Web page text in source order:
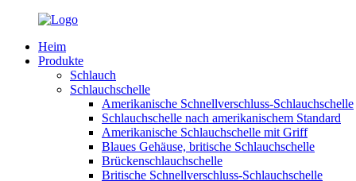
Heim
Produkte
Schlauch
Schlauchschelle
Amerikanische Schnellverschluss-Schlauchschelle
Schlauchschelle nach amerikanischem Standard
Amerikanische Schlauchschelle mit Griff
Blaues Gehäuse, britische Schlauchschelle
Brückenschlauchschelle
Britische Schnellverschluss-Schlauchschelle